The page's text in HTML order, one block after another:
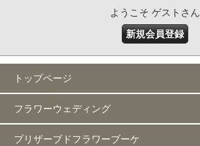
ようこそ ゲストさん
新規会員登録
トップページ
フラワーウェディング
プリザーブドフラワーブーケ